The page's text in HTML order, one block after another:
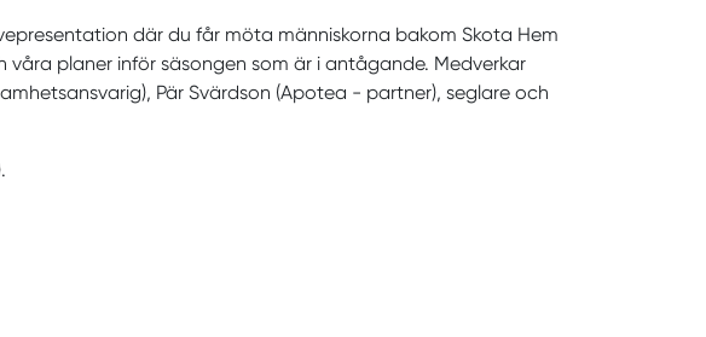
där du får möta människorna bakom Skota Hem
planer inför säsongen som är i antågande. Medverkar
Pär Svärdson (Apotea - partner), seglare och